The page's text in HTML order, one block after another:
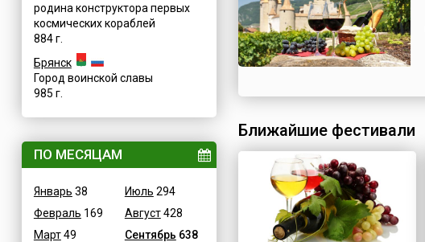
родина конструктора первых
космических кораблей
884 г.
Брянск
Город воинской славы
985 г.
ПО МЕСЯЦАМ
Январь 38
Февраль 169
Март49
Июль 294
Август428
Сентябрь 638
Ближайшие фестивали